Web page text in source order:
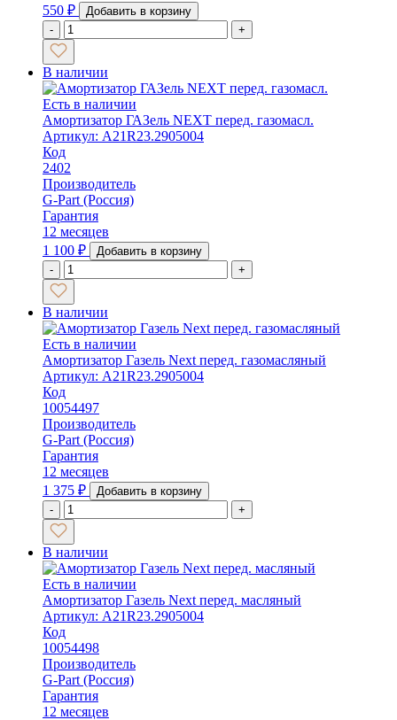
550 ₽
Добавить в корзину
-
+
В наличии
Есть в наличии
Амортизатор ГАЗель NEXT перед. газомасл.
Артикул: A21R23.2905004
Код
2402
Производитель
G-Part (Россия)
Гарантия
12 месяцев
1 100 ₽
Добавить в корзину
-
+
В наличии
Есть в наличии
Амортизатор Газель Next перед. газомасляный
Артикул: А21R23.2905004
Код
10054497
Производитель
G-Part (Россия)
Гарантия
12 месяцев
1 375 ₽
Добавить в корзину
-
+
В наличии
Есть в наличии
Амортизатор Газель Next перед. масляный
Артикул: А21R23.2905004
Код
10054498
Производитель
G-Part (Россия)
Гарантия
12 месяцев